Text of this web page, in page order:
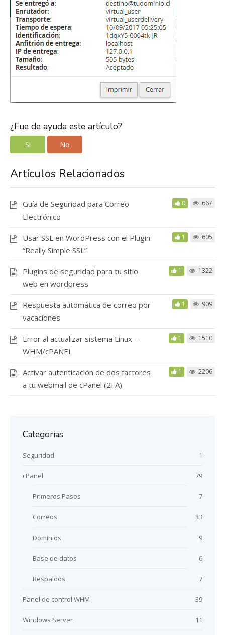
¿Fue de ayuda este artículo?
Si No
Artículos Relacionados
Guía de Seguridad para Correo
Electrónico
0 667
Usar SSL en WordPress con el Plugin
“Really Simple SSL”
1 605
Plugins de seguridad para tu sitio
web en wordpress
1 1322
Respuesta automática de correo por
vacaciones
1 909
Error al actualizar sistema Linux –
WHM/cPANEL
1 1510
Activar autenticación de dos factores
a tu webmail de cPanel (2FA)
1 2206
Categorias
Seguridad 1
cPanel 79
Primeros Pasos 7
Correos 33
Dominios 9
Base de datos 6
Respaldos 7
Panel de control WHM 39
Windows Server 11